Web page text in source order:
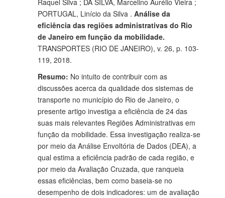
Raquel Silva ; DA SILVA, Marcelino Aurélio Vieira ;
PORTUGAL, Linício da Silva . Análise da
eficiência das regiões administrativas do Rio
de Janeiro em função da mobilidade.
TRANSPORTES (RIO DE JANEIRO), v. 26, p. 103-
119, 2018.
Resumo: No intuito de contribuir com as
discussões acerca da qualidade dos sistemas de
transporte no município do Rio de Janeiro, o
presente artigo investiga a eficiência de 24 das
suas mais relevantes Regiões Administrativas em
função da mobilidade. Essa investigação realiza-se
por meio da Análise Envoltória de Dados (DEA), a
qual estima a eficiência padrão de cada região, e
por meio da Avaliação Cruzada, que ranqueia
essas eficiências, bem como baseia-se no
desempenho de dois indicadores: um de avaliação